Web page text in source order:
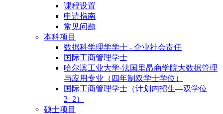
课程设置
申请指南
常见问题
本科项目
数据科学理学学士 - 企业社会责任
国际工商管理学士
哈尔滨工业大学-法国里昂商学院大数据管理
与应用专业（四年制双学士学位）
国际工商管理学士（计划内招生—双学位
2+2）
硕士项目